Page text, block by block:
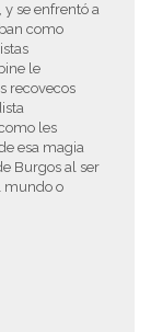
se enfrentó a
como
le
recovecos
les
esa magia
Burgos al ser
mundo o